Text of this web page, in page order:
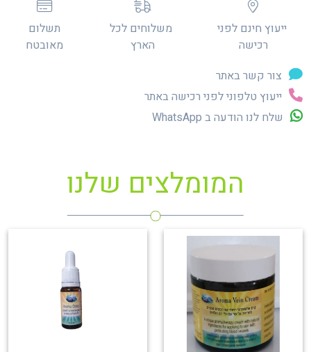
ייעוץ חינם לפני
רכישה
משלוחים לכל
הארץ
תשלום
מאובטח
צור קשר באתר
ייעוץ טלפוני לפני רכישה באתר
שלח לנו הודעה ב WhatsApp
המומלצים שלנו